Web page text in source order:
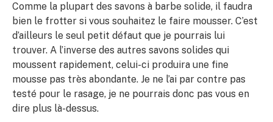
Comme la plupart des savons à barbe solide, il faudra
bien le frotter si vous souhaitez le faire mousser. C’est
d’ailleurs le seul petit défaut que je pourrais lui
trouver. A l’inverse des autres savons solides qui
moussent rapidement, celui-ci produira une fine
mousse pas très abondante. Je ne l’ai par contre pas
testé pour le rasage, je ne pourrais donc pas vous en
dire plus là-dessus.